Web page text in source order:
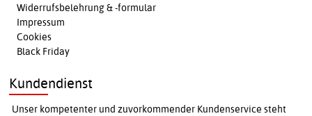
Widerrufsbelehrung & -formular
Impressum
Cookies
Black Friday
Kundendienst
Unser kompetenter und zuvorkommender Kundenservice steht